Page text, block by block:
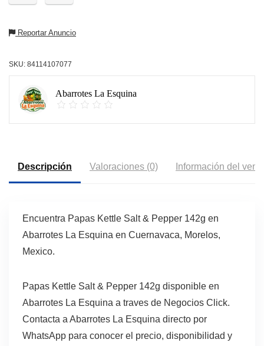
Reportar Anuncio
SKU: 84114107077
Abarrotes La Esquina
Descripción Valoraciones (0) Información del
Encuentra Papas Kettle Salt & Pepper 142g en
Abarrotes La Esquina en Cuernavaca, Morelos,
Mexico.
Papas Kettle Salt & Pepper 142g disponible en
Abarrotes La Esquina a traves de Negocios Click.
Contacta a Abarrotes La Esquina directo por
WhatsApp para conocer el precio, disponibilidad y